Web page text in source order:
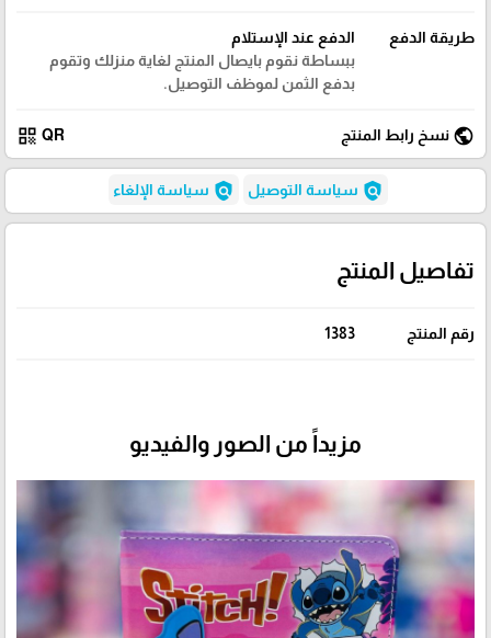
طريقة الدفع
الدفع عند الإستلام
ببساطة نقوم بايصال المنتج لغاية منزلك وتقوم
بدفع الثمن لموظف التوصيل.
public نسخ رابط المنتج QR
qr_code
policy سياسة التوصيل policy سياسة الإلغاء
تفاصيل المنتج
رقم المنتج 1383
مزيداً من الصور والفيديو